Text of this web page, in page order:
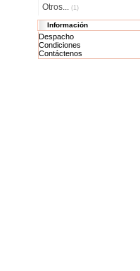
Otros... (1)
Información
Despacho
Condiciones
Contáctenos